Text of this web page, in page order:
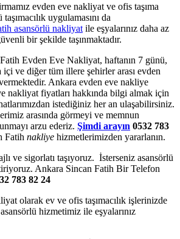
evden eve nakliyat ve ofis taşıma
uygulamasını da
asansörlü nakliyat ile eşyalarınız daha az
bir şekilde taşınmaktadır.
Evden Eve Nakliyat, haftanın 7 günü,
ve diğer tüm illere şehirler arası evden
Ankara evden eve nakliye
nakliyat fiyatları hakkında bilgi almak için
istediğiniz her an ulaşabilirsiniz.
arasında görmeyi ve memnun
arzu ederiz. Şimdi arayın 0532 783
Fatih nakliye hizmetlerimizden yararlanın.
ve sigorlatı taşıyoruz. İsterseniz asansörlü
Ankara Sincan Fatih Bir Telefon
783 82 24
olarak ev ve ofis taşımacılık işlerinizde
hizmetimiz ile eşyalarınız